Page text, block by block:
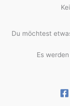
Du möchtest
Es